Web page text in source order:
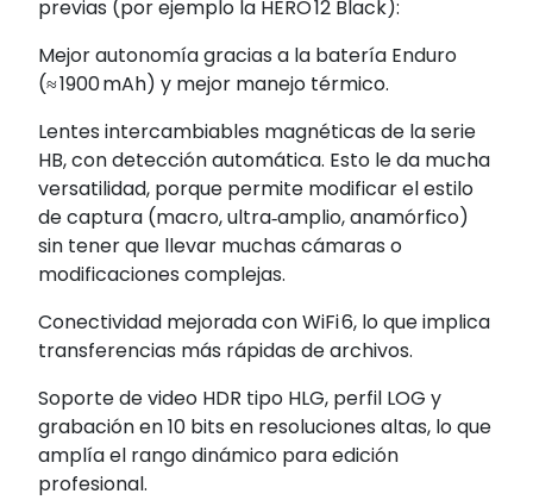
previas (por ejemplo la HERO 12 Black):
Mejor autonomía gracias a la batería Enduro
(≈ 1900 mAh) y mejor manejo térmico.
Lentes intercambiables magnéticas de la serie
HB, con detección automática. Esto le da mucha
versatilidad, porque permite modificar el estilo
de captura (macro, ultra‑amplio, anamórfico)
sin tener que llevar muchas cámaras o
modificaciones complejas.
Conectividad mejorada con WiFi 6, lo que implica
transferencias más rápidas de archivos.
Soporte de video HDR tipo HLG, perfil LOG y
grabación en 10 bits en resoluciones altas, lo que
amplía el rango dinámico para edición
profesional.